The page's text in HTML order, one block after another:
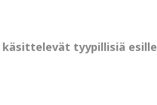
tyypillisiä esille